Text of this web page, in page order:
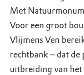
Met
Voor een groot
Vlijmens Ven
rechtbank – dat
uitbreiding van